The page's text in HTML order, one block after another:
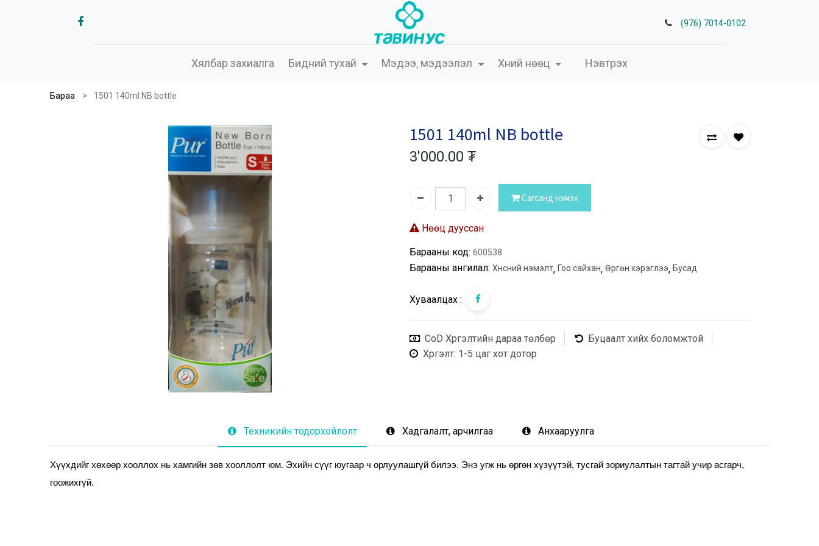
(976) 7014-0102
Хялбар захиалга Бидний тухай Мэдээ, мэдээлэл Хүний нөөц Нэвтрэх
Бараа 1501 140ml NB bottle
1501 140ml NB bottle
3'000.00 ₮
Сагсанд нэмэх
Нөөц дууссан
Барааны код: 600538
Барааны ангилал: Хүнсний нэмэлт, Гоо сайхан, Өргөн хэрэглээ, Бусад
Хуваалцах :
CoD Хүргэлтийн дараа төлбөр
Буцаалт хийх боломжтой
Хүргэлт: 1-5 цаг хот дотор
Техникийн тодорхойлолт Хадгалалт, арчилгаа Анхааруулга
Хүүхдийг хөхөөр хооллох нь хамгийн зөв хооллолт юм. Эхийн сүүг юугаар ч орлуулашгүй билээ. Энэ угж нь өргөн хүзүүтэй, тусгай зориулалтын тагтай учир асгарч,
гоожихгүй.